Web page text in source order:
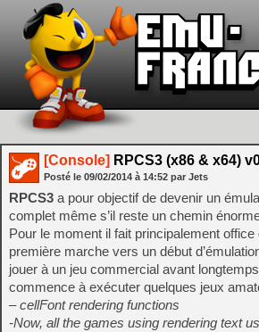
[Console] RPCS3 (x86 & x64)
Posté le 09/02/2014 à 14:52 par Jets
RPCS3 a pour objectif de devenir un
complet même s’il reste un chemin
Pour le moment il fait principalement
première marche vers un début
jouer à un jeu commercial avant
commence à exécuter quelques jeux
– cellFont rendering functions
-Now, all the games using rendering text